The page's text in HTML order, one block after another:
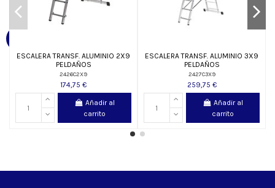
ESCALERA TRANSF. ALUMINIO 2X9
PELDAÑOS
2426C2X9
174,75 €
Añadir al
carrito
ESCALERA TRANSF. ALUMINIO 3X9
PELDAÑOS
2427C3X9
259,75 €
Añadir al
carrito